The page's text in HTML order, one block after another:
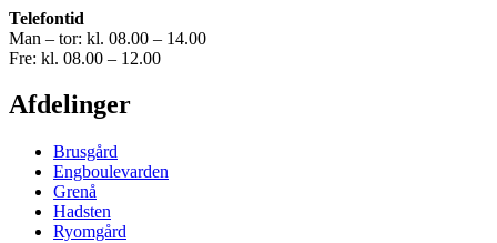
Telefontid
Man – tor: kl. 08.00 – 14.00
Fre: kl. 08.00 – 12.00
Afdelinger
Brusgård
Engboulevarden
Grenå
Hadsten
Ryomgård